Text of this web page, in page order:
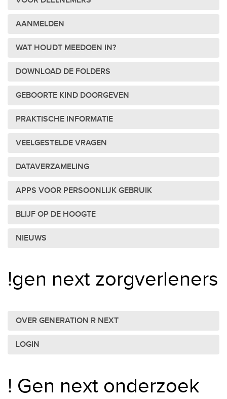
AANMELDEN
WAT HOUDT MEEDOEN IN?
DOWNLOAD DE FOLDERS
GEBOORTE KIND DOORGEVEN
PRAKTISCHE INFORMATIE
VEELGESTELDE VRAGEN
DATAVERZAMELING
APPS VOOR PERSOONLIJK GEBRUIK
BLIJF OP DE HOOGTE
NIEUWS
!gen next zorgverleners
OVER GENERATION R NEXT
LOGIN
! Gen next onderzoek